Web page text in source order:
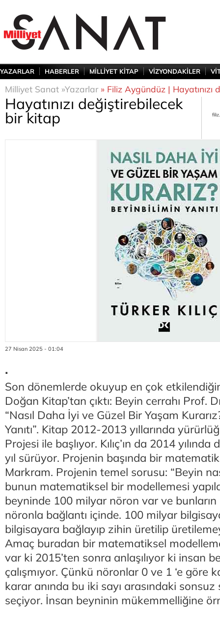
YAZARLAR HABERLER MİLLİYET KİTAP VİZYONDAKİLER
Milliyet Sanat »Yazarlar» Filiz Aygündüz |
Hayatınızı değiştirebilecek
bir kitap
27 Nisan 2025 - 01:04
.
Son dönemlerde okuyup en çok
Doğan Kitap’tan çıktı: Beyin cerrahı Prof.
“Nasıl Daha İyi ve Güzel Bir Yaşam
Yanıtı”. Kitap 2012-2013 yıllarında
Projesi ile başlıyor. Kılıç’ın da 2014
yıl sürüyor. Projenin başında bir
Markram. Projenin temel sorusu: “Beyin
bunun matematiksel bir modellemesi
beyninde 100 milyar nöron var ve
nöronla bağlantı içinde. 100 milyar
bilgisayara bağlayıp zihin üretilip
Amaç buradan bir matematiksel
var ki 2015’ten sonra anlaşılıyor ki insan
çalışmıyor. Çünkü nöronlar 0 ve 1 ‘e göre
karar anında bu iki sayı arasındaki
seçiyor. İnsan beyninin mükemmelliğine